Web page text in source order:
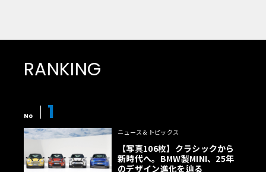
RANKING
No 1
ニュース＆トピックス
【写真106枚】クラシックから
新時代へ。BMW製MINI、25年
のデザイン進化を辿る